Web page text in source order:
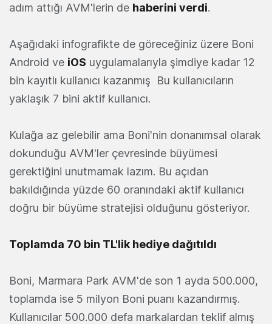
adım attığı AVM'lerin de haberini verdi.
Aşağıdaki infografikte de göreceğiniz üzere Boni
Android ve iOS uygulamalarıyla şimdiye kadar 12
bin kayıtlı kullanıcı kazanmış Bu kullanıcıların
yaklaşık 7 bini aktif kullanıcı.
Kulağa az gelebilir ama Boni'nin donanımsal olarak
dokunduğu AVM'ler çevresinde büyümesi
gerektiğini unutmamak lazım. Bu açıdan
bakıldığında yüzde 60 oranındaki aktif kullanıcı
doğru bir büyüme stratejisi olduğunu gösteriyor.
Toplamda 70 bin TL'lik hediye dağıtıldı
Boni, Marmara Park AVM'de son 1 ayda 500.000,
toplamda ise 5 milyon Boni puanı kazandırmış.
Kullanıcılar 500.000 defa markalardan teklif almış